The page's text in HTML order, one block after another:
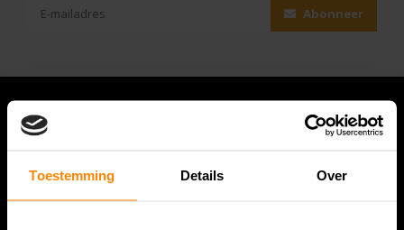
Toestemming Details Over
Abonneer